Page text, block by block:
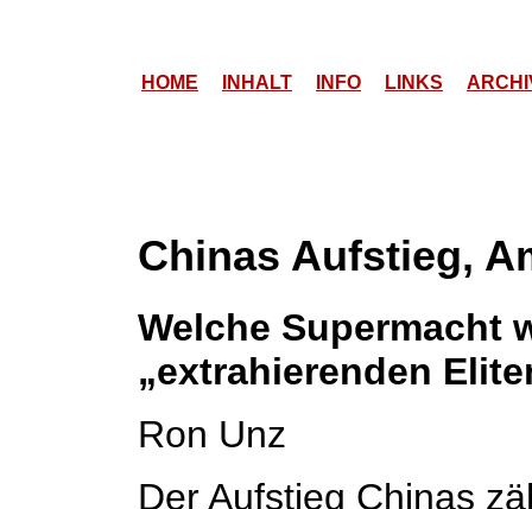
HOME INHALT INFO LINKS
Chinas Aufstieg,
Welche Supermacht
„extrahierenden
Ron Unz
Der Aufstieg Chinas